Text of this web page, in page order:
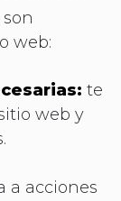
web:
te
web y
a acciones